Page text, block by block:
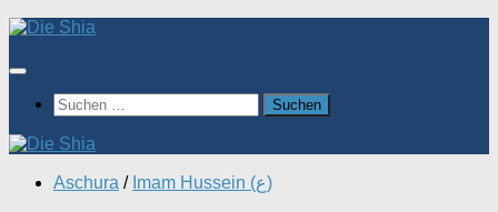
Zum
springen
Suchen
nach:
Aschura / Imam Hussein (ع)